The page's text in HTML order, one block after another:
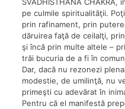
SVADHISTHANA
pe culmile spiritualităţii.
prin rafinament, prin
dăruirea faţă de ceilalţi,
şi încă prin multe altele –
trăi bucuria de a fi în
Dar, dacă nu rezonezi
modestie, de umilinţă, nu
primeşti cu adevărat în
Pentru că el manifestă